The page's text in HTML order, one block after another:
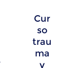
Cur
so
trau
ma
y